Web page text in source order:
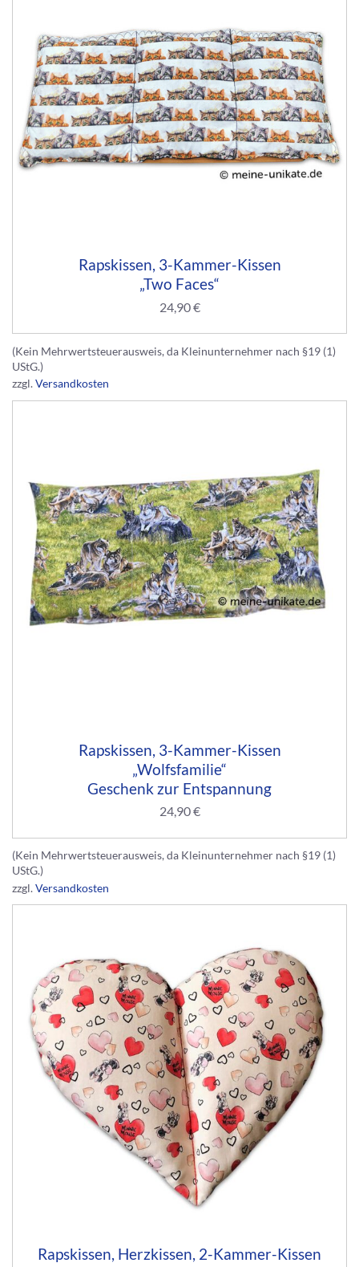
Rapskissen, 3-Kammer-Kissen
„Two Faces“
24,90€
(Kein Mehrwertsteuerausweis, da Kleinunternehmer nach §19 (1)
UStG.)
zzgl.Versandkosten
Rapskissen, 3-Kammer-Kissen
„Wolfsfamilie“
Geschenk zur Entspannung
24,90€
(Kein Mehrwertsteuerausweis, da Kleinunternehmer nach §19 (1)
UStG.)
zzgl.Versandkosten
Rapskissen, Herzkissen, 2-Kammer-Kissen